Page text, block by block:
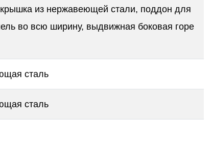
из нержавеющей стали, поддон для
во всю ширину, выдвижная боковая горе
сталь
сталь